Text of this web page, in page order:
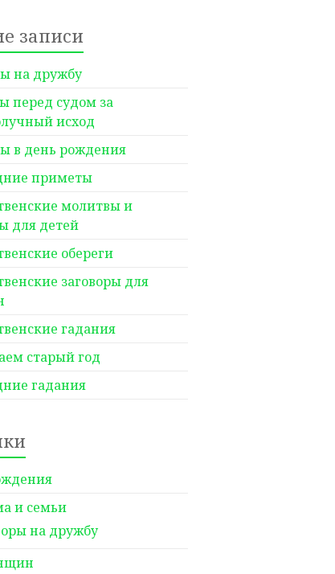
записи
на дружбу
перед судом за
исход
в день рождения
приметы
молитвы и
для детей
обереги
заговоры для
гадания
старый год
гадания
и семьи
на дружбу